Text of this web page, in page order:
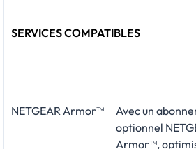
SERVICES COMPATIBLES
NETGEAR Armor™
Avec un
optionnel
Armor™,